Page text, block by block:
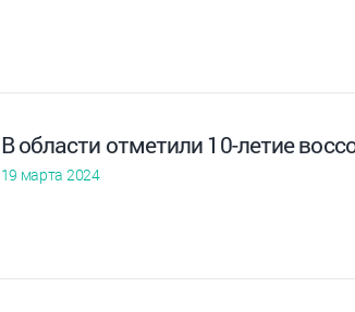
В области отметили 10-летие
19 марта 2024